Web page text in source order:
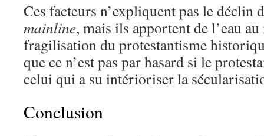
Ces facteurs n’expliquent pas le déclin
mainline, mais ils apportent de l’eau
fragilisation du protestantisme
que ce n’est pas par hasard si le
celui qui a su intérioriser la
Conclusion